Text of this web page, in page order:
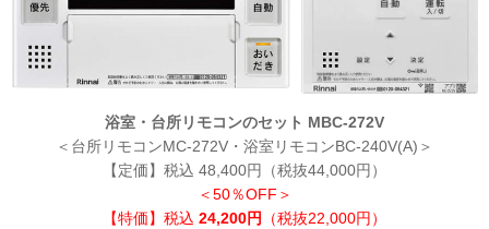
浴室・台所リモコンのセット MBC-272V
＜台所リモコンMC-272V・浴室リモコンBC-240V(A)＞
【定価】税込 48,400円（税抜44,000円）
＜50％OFF＞
【特価】税込 24,200円 （税抜22,000円）